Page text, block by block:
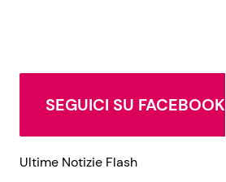
SEGUICI SU FACEBOOK
Ultime Notizie Flash